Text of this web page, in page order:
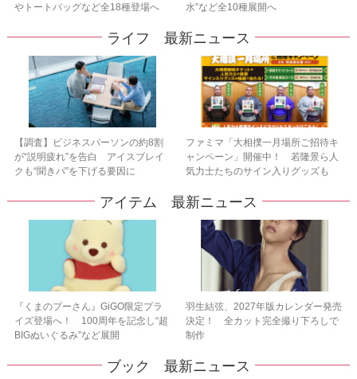
やトートバッグなど全18種登場へ
水”など全10種展開へ
ライフ 最新ニュース
【調査】ビジネスパーソンの約8割
が“説明疲れ”を告白 アイスブレイ
クも“聞きパ”を下げる要因に
ファミマ「大相撲一月場所ご招待キ
ャンペーン」開催中！ 若隆景ら人
気力士たちのサイン入りグッズも
アイテム 最新ニュース
『くまのプーさん』GiGO限定プラ
イズ登場へ！ 100周年を記念し“超
BIGぬいぐるみ”など展開
羽生結弦、2027年版カレンダー発売
決定！ 全カット完全撮り下ろしで
制作
ブック 最新ニュース